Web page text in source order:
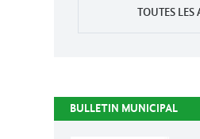
TOUTES LES
BULLETIN MUNICIPAL